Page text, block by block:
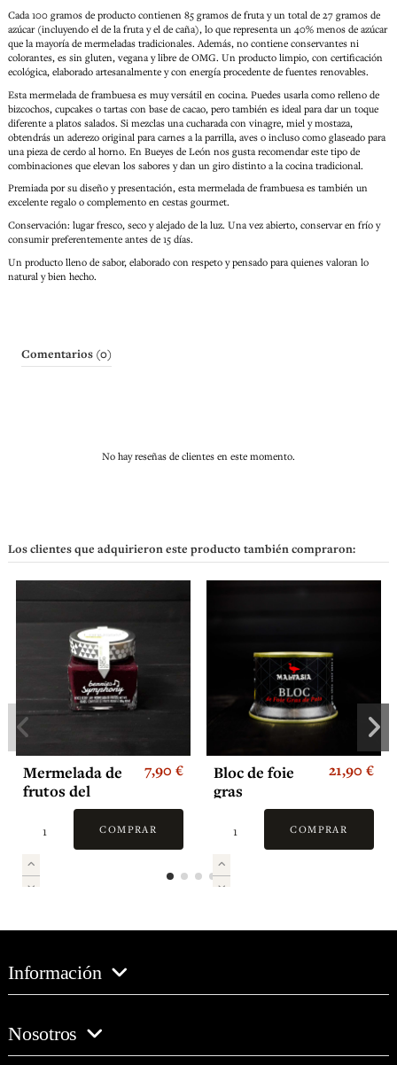
Cada 100 gramos de producto contienen 85 gramos de fruta y un total de 27 gramos de
azúcar (incluyendo el de la fruta y el de caña), lo que representa un 40% menos de azúcar
que la mayoría de mermeladas tradicionales. Además, no contiene conservantes ni
colorantes, es sin gluten, vegana y libre de OMG. Un producto limpio, con certificación
ecológica, elaborado artesanalmente y con energía procedente de fuentes renovables.
Esta mermelada de frambuesa es muy versátil en cocina. Puedes usarla como relleno de
bizcochos, cupcakes o tartas con base de cacao, pero también es ideal para dar un toque
diferente a platos salados. Si mezclas una cucharada con vinagre, miel y mostaza,
obtendrás un aderezo original para carnes a la parrilla, aves o incluso como glaseado para
una pieza de cerdo al horno. En Bueyes de León nos gusta recomendar este tipo de
combinaciones que elevan los sabores y dan un giro distinto a la cocina tradicional.
Premiada por su diseño y presentación, esta mermelada de frambuesa es también un
excelente regalo o complemento en cestas gourmet.
Conservación: lugar fresco, seco y alejado de la luz. Una vez abierto, conservar en frío y
consumir preferentemente antes de 15 días.
Un producto lleno de sabor, elaborado con respeto y pensado para quienes valoran lo
natural y bien hecho.
Comentarios (0)
No hay reseñas de clientes en este momento.
Los clientes que adquirieron este producto también compraron:
Mermelada de
frutos del
bosque
7,90 €
COMPRAR
Bloc de foie
gras
21,90 €
COMPRAR
Información
Nosotros